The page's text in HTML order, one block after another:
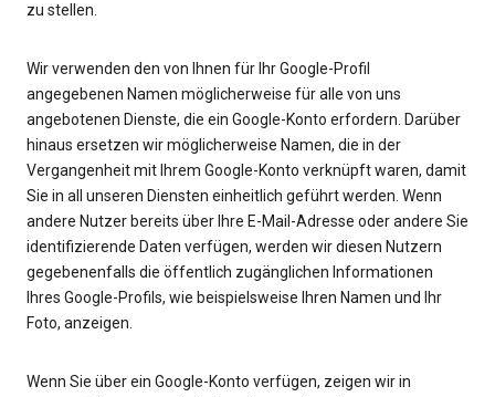
zu stellen.
Wir verwenden den von Ihnen für Ihr Google-Profil
angegebenen Namen möglicherweise für alle von uns
angebotenen Dienste, die ein Google-Konto erfordern. Darüber
hinaus ersetzen wir möglicherweise Namen, die in der
Vergangenheit mit Ihrem Google-Konto verknüpft waren, damit
Sie in all unseren Diensten einheitlich geführt werden. Wenn
andere Nutzer bereits über Ihre E-Mail-Adresse oder andere Sie
identifizierende Daten verfügen, werden wir diesen Nutzern
gegebenenfalls die öffentlich zugänglichen Informationen
Ihres Google-Profils, wie beispielsweise Ihren Namen und Ihr
Foto, anzeigen.
Wenn Sie über ein Google-Konto verfügen, zeigen wir in